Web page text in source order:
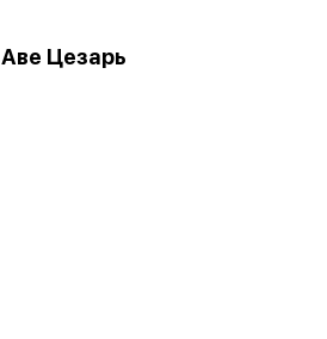
Аве Цезарь